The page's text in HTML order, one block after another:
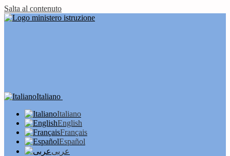
Salta al contenuto
Italiano
Italiano
English
Français
Español
عربى